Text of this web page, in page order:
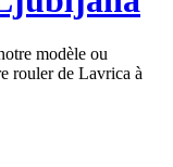
modèle ou
rouler de Lavrica à